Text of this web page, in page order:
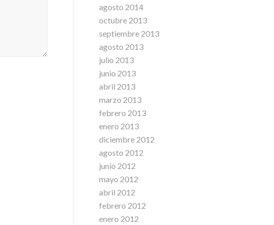
agosto 2014
octubre 2013
septiembre 2013
agosto 2013
julio 2013
junio 2013
abril 2013
marzo 2013
febrero 2013
enero 2013
diciembre 2012
agosto 2012
junio 2012
mayo 2012
abril 2012
febrero 2012
enero 2012